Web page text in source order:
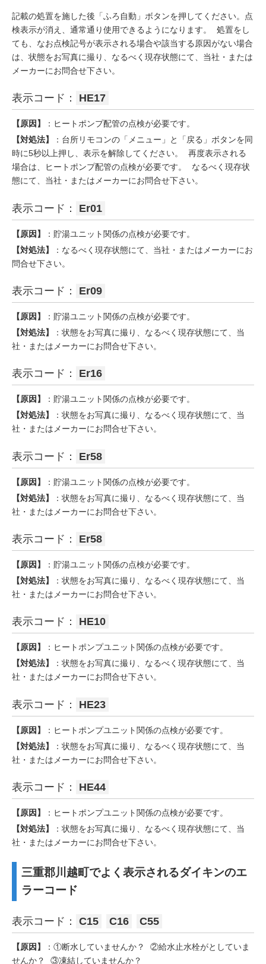
記載の処置を施した後「ふろ自動」ボタンを押してください。点
検表示が消え、通常通り使用できるようになります。 処置をし
ても、なお点検記号が表示される場合や該当する原因がない場合
は、状態をお写真に撮り、なるべく現存状態にて、当社・または
メーカーにお問合せ下さい。
表示コード： HE17
【原因】
：ヒートポンプ配管の点検が必要です。
【対処法】
：台所リモコンの「メニュー」と「戻る」ボタンを同
時に5秒以上押し、表示を解除してください。 再度表示される
場合は、ヒートポンプ配管の点検が必要です。 なるべく現存状
態にて、当社・またはメーカーにお問合せ下さい。
表示コード： Er01
【原因】
：貯湯ユニット関係の点検が必要です。
【対処法】
：なるべく現存状態にて、当社・またはメーカーにお
問合せ下さい。
表示コード： Er09
【原因】
：貯湯ユニット関係の点検が必要です。
【対処法】
：状態をお写真に撮り、なるべく現存状態にて、当
社・またはメーカーにお問合せ下さい。
表示コード： Er16
【原因】
：貯湯ユニット関係の点検が必要です。
【対処法】
：状態をお写真に撮り、なるべく現存状態にて、当
社・またはメーカーにお問合せ下さい。
表示コード： Er58
【原因】
：貯湯ユニット関係の点検が必要です。
【対処法】
：状態をお写真に撮り、なるべく現存状態にて、当
社・またはメーカーにお問合せ下さい。
表示コード： Er58
【原因】
：貯湯ユニット関係の点検が必要です。
【対処法】
：状態をお写真に撮り、なるべく現存状態にて、当
社・またはメーカーにお問合せ下さい。
表示コード： HE10
【原因】
：ヒートポンプユニット関係の点検が必要です。
【対処法】
：状態をお写真に撮り、なるべく現存状態にて、当
社・またはメーカーにお問合せ下さい。
表示コード： HE23
【原因】
：ヒートポンプユニット関係の点検が必要です。
【対処法】
：状態をお写真に撮り、なるべく現存状態にて、当
社・またはメーカーにお問合せ下さい。
表示コード： HE44
【原因】
：ヒートポンプユニット関係の点検が必要です。
【対処法】
：状態をお写真に撮り、なるべく現存状態にて、当
社・またはメーカーにお問合せ下さい。
三重郡川越町でよく表示されるダイキンのエ
ラーコード
表示コード： C15 C16 C55
【原因】
：①断水していませんか？ ②給水止水栓がとしていま
せんか？ ③凍結していませんか？